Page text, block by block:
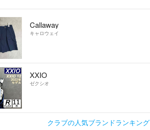
で使えますか？
ます。
Callaway
キャロウェイ
XXIO
ゼクシオ
クラブの人気ブランドランキング